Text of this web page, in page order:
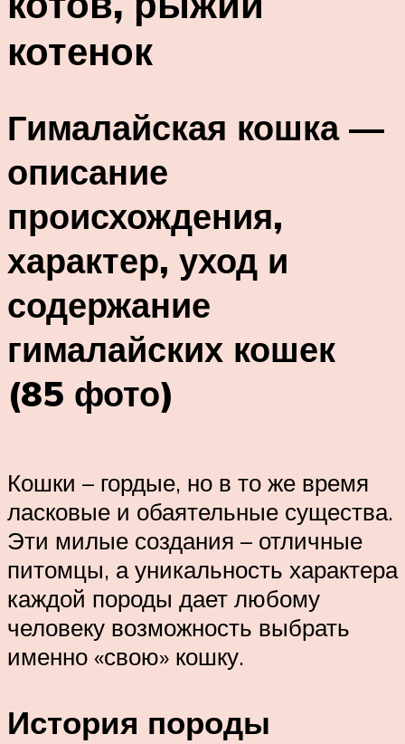
котенок
Гималайская кошка —
описание
происхождения,
характер, уход и
содержание
гималайских кошек
(85 фото)
Кошки – гордые, но в то же время
ласковые и обаятельные существа.
Эти милые создания – отличные
питомцы, а уникальность характера
каждой породы дает любому
человеку возможность выбрать
именно «свою» кошку.
История породы